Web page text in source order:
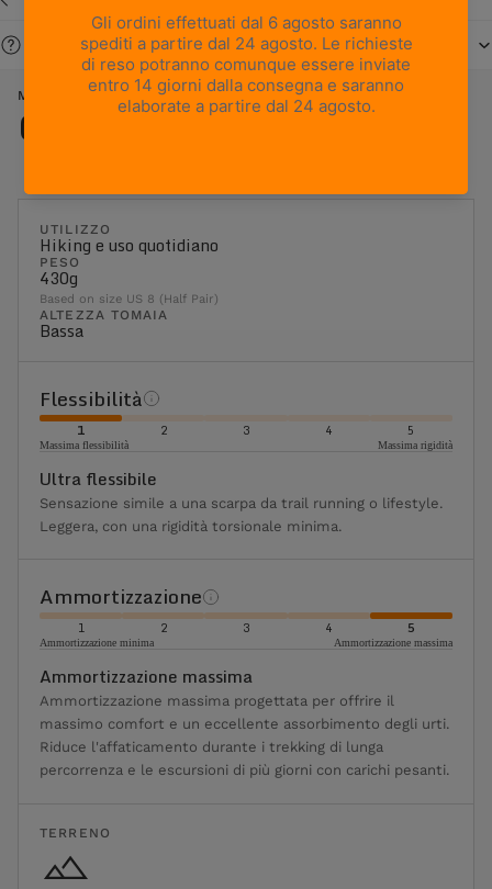
Serve aiuto?
METROPOLIS - BLUE
Caratteristiche
UTILIZZO
Hiking e uso quotidiano
PESO
430g
Based on size US 8 (Half Pair)
ALTEZZA TOMAIA
Bassa
Flessibilità
1 2 3 4 5
Massima flessibilità Massima rigidità
Ultra flessibile
Sensazione simile a una scarpa da trail running o lifestyle.
Leggera, con una rigidità torsionale minima.
Ammortizzazione
1 2 3 4 5
Ammortizzazione minima Ammortizzazione massima
Ammortizzazione massima
Ammortizzazione massima progettata per offrire il
massimo comfort e un eccellente assorbimento degli urti.
Riduce l'affaticamento durante i trekking di lunga
percorrenza e le escursioni di più giorni con carichi pesanti.
TERRENO